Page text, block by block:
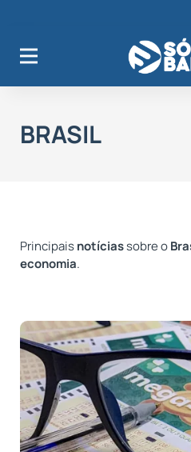
BRASIL
Principaisnotíciassobre o
economia.